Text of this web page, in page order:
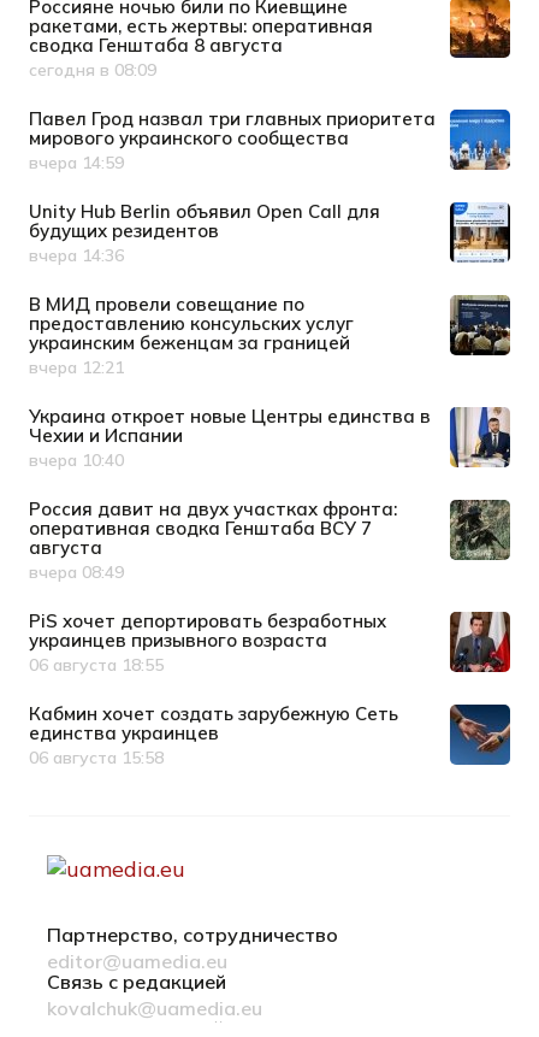
Россияне ночью били по Киевщине
ракетами, есть жертвы: оперативная
сводка Генштаба 8 августа
Дата публикации
сегодня в 08:09
Павел Грод назвал три главных приоритета
мирового украинского сообщества
Дата публикации
вчера 14:59
Unity Hub Berlin объявил Open Call для
будущих резидентов
Дата публикации
вчера 14:36
В МИД провели совещание по
предоставлению консульских услуг
украинским беженцам за границей
Дата публикации
вчера 12:21
Украина откроет новые Центры единства в
Чехии и Испании
Дата публикации
вчера 10:40
Россия давит на двух участках фронта:
оперативная сводка Генштаба ВСУ 7
августа
Дата публикации
вчера 08:49
PiS хочет депортировать безработных
украинцев призывного возраста
Дата публикации
06 августа 18:55
Кабмин хочет создать зарубежную Сеть
единства украинцев
Дата публикации
06 августа 15:58
Партнерство, сотрудничество
editor@uamedia.eu
Связь с редакцией
kovalchuk@uamedia.eu
Новости компаний